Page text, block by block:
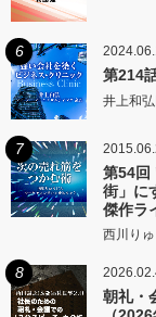
6
第214
井上和
7
第54回
街」に
傑作ラ
西川り
8
朝礼・